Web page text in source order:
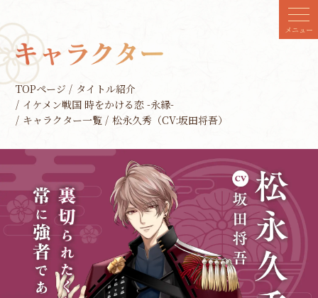
メニュー
TOPページ
タイトル紹介
イケメン戦国 時をかける恋 -永縁-
キャラクター一覧
松永久秀（CV:坂田将吾）